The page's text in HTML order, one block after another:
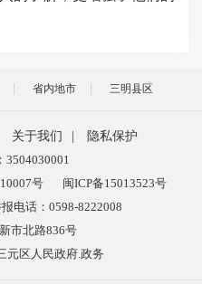
省内地市 三明县区
关于我们
隐私保护
3504030001
号
闽ICP备15013523号
电话：0598-8222008
市北路836号
元区人民政府.政务